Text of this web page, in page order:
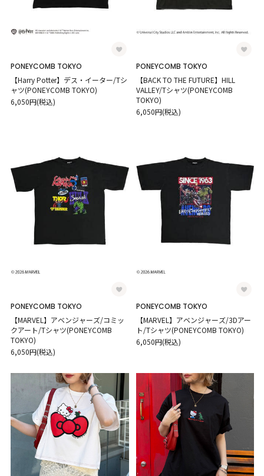
PONEYCOMB TOKYO
【Harry Potter】デス・イーター/Tシ
ャツ(PONEYCOMB TOKYO)
6,050円(税込)
PONEYCOMB TOKYO
【BACK TO THE FUTURE】HILL
VALLEY/Tシャツ(PONEYCOMB
TOKYO)
6,050円(税込)
PONEYCOMB TOKYO
【MARVEL】アベンジャーズ/コミッ
クアート/Tシャツ(PONEYCOMB
TOKYO)
6,050円(税込)
PONEYCOMB TOKYO
【MARVEL】アベンジャーズ/3Dアー
ト/Tシャツ(PONEYCOMB TOKYO)
6,050円(税込)